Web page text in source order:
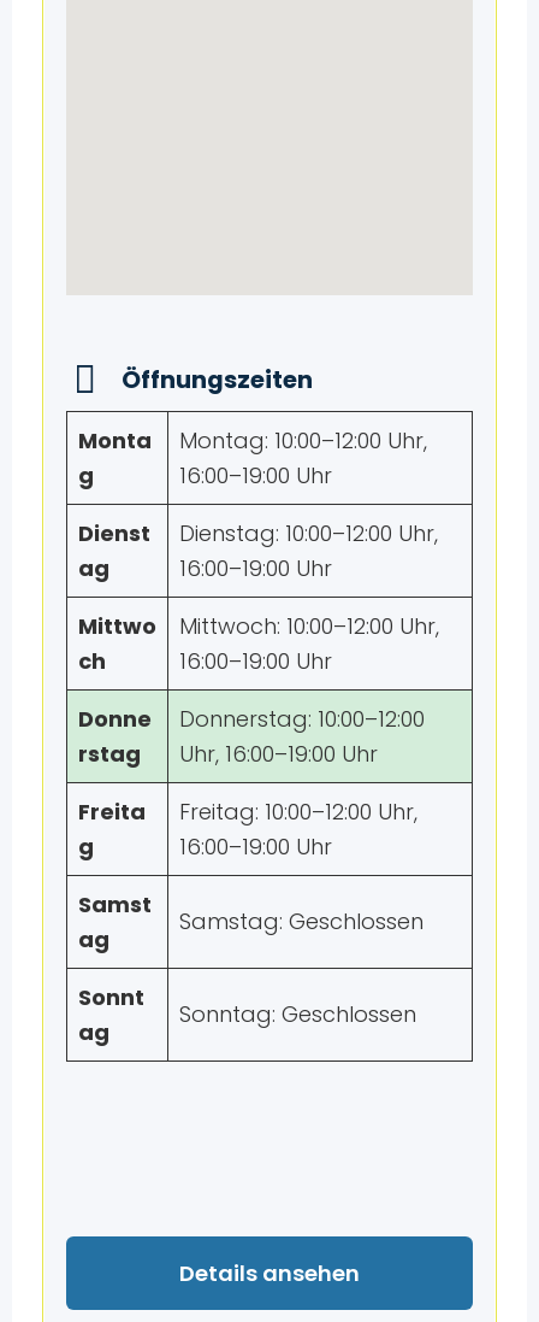
Öffnungszeiten
Monta
g
Montag: 10:00–12:00 Uhr,
16:00–19:00 Uhr
Dienst
ag
Dienstag: 10:00–12:00 Uhr,
16:00–19:00 Uhr
Mittwo
ch
Mittwoch: 10:00–12:00 Uhr,
16:00–19:00 Uhr
Donne
rstag
Donnerstag: 10:00–12:00
Uhr, 16:00–19:00 Uhr
Freita
g
Freitag: 10:00–12:00 Uhr,
16:00–19:00 Uhr
Samst
ag
Samstag: Geschlossen
Sonnt
ag
Sonntag: Geschlossen
Details ansehen